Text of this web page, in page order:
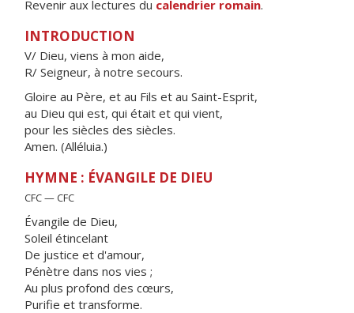
Revenir aux lectures du calendrier romain.
INTRODUCTION
V/ Dieu, viens à mon aide,
R/ Seigneur, à notre secours.
Gloire au Père, et au Fils et au Saint-Esprit,
au Dieu qui est, qui était et qui vient,
pour les siècles des siècles.
Amen. (Alléluia.)
HYMNE : ÉVANGILE DE DIEU
CFC — CFC
Évangile de Dieu,
Soleil étincelant
De justice et d'amour,
Pénètre dans nos vies ;
Au plus profond des cœurs,
Purifie et transforme.